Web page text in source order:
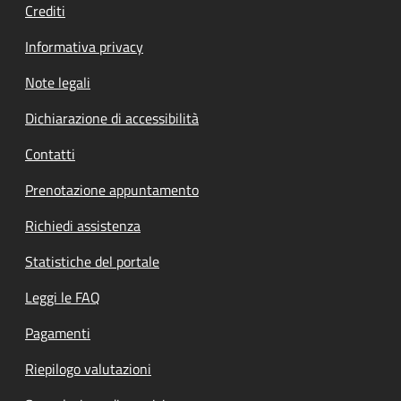
Crediti
Informativa privacy
Note legali
Dichiarazione di accessibilità
Contatti
Prenotazione appuntamento
Richiedi assistenza
Statistiche del portale
Leggi le FAQ
Pagamenti
Riepilogo valutazioni